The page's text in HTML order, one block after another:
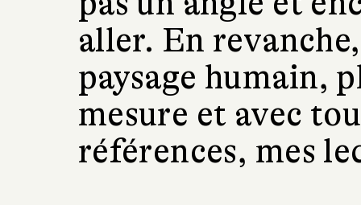
aller. En
paysage humain,
mesure et avec
références, mes